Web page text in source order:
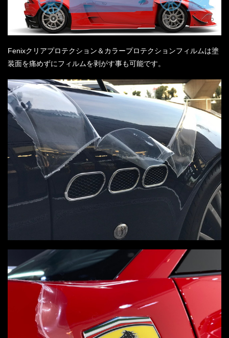
Fenixクリアプロテクション＆カラープロテクションフィルムは塗
装面を痛めずにフィルムを剥がす事も可能です。